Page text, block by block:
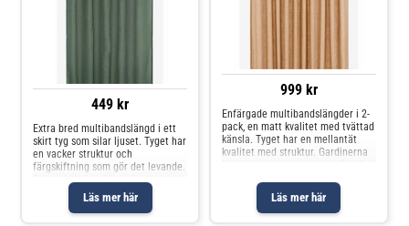
449 kr
Läs mer här
Extra bred multibandslängd i ett
skirt tyg som silar ljuset. Tyget har
en vacker struktur och
färgskiftning som gör det levande.
Den dubbla bredden gör att den
passar bra i stora fönsterpartier.
Har multiband i ovankant, fållade
långsidor och overloc
999 kr
Läs mer här
Enfärgade multibandslängder i 2-
pack, en matt kvalitet med tvättad
känsla. Tyget har en mellantät
kvalitet med struktur. Gardinerna
nederkant. Använd
snabbfållningsband för att få rätt